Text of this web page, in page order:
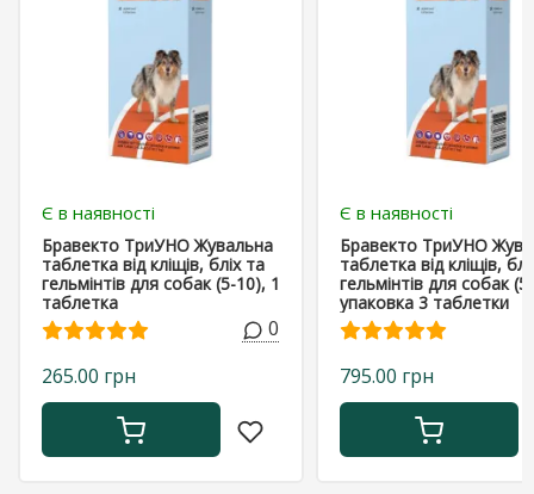
Є в наявності
Бравекто ТриУНО Жувальна
таблетка від кліщів, бліх та
гельмінтів для собак (5-10), 1
таблетка
0
265.00 грн
Є в наявності
Бравекто ТриУНО
таблетка від кліщів,
гельмінтів для собак
упаковка 3 таблетки
795.00 грн